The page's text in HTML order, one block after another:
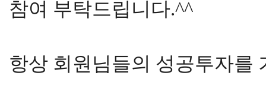
참여 부탁드립니다.^^
항상 회원님들의 성공투자를